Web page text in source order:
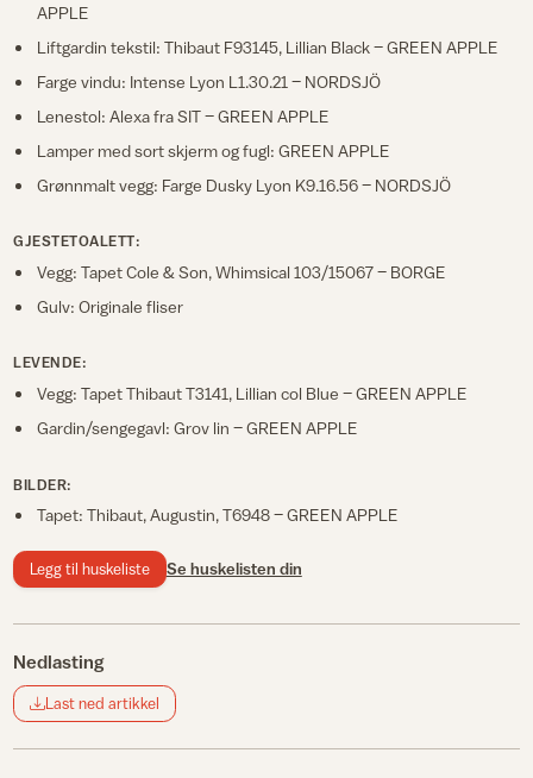
APPLE
Liftgardin tekstil: Thibaut F93145, Lillian Black – GREEN APPLE
Farge vindu: Intense Lyon L1.30.21 – NORDSJÖ
Lenestol: Alexa fra SIT – GREEN APPLE
Lamper med sort skjerm og fugl: GREEN APPLE
Grønnmalt vegg: Farge Dusky Lyon K9.16.56 – NORDSJÖ
GJESTETOALETT:
Vegg: Tapet Cole & Son, Whimsical 103/15067 – BORGE
Gulv: Originale fliser
LEVENDE:
Vegg: Tapet Thibaut T3141, Lillian col Blue – GREEN APPLE
Gardin/sengegavl: Grov lin – GREEN APPLE
BILDER:
Tapet: Thibaut, Augustin, T6948 – GREEN APPLE
Legg til huskeliste Se huskelisten din
Nedlasting
Last ned artikkel